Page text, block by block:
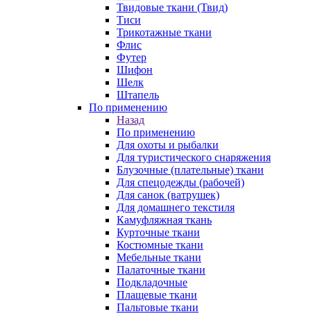
Твидовые ткани (Твид)
Тиси
Трикотажные ткани
Флис
Футер
Шифон
Шелк
Штапель
По применению
Назад
По применению
Для охоты и рыбалки
Для туристического снаряжения
Блузочные (плательные) ткани
Для спецодежды (рабочей)
Для санок (ватрушек)
Для домашнего текстиля
Камуфляжная ткань
Курточные ткани
Костюмные ткани
Мебельные ткани
Палаточные ткани
Подкладочные
Плащевые ткани
Пальтовые ткани